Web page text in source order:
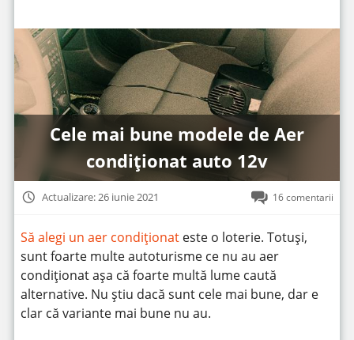
Cele mai bune modele de Aer
condiționat auto 12v
Actualizare: 26 iunie 2021 16 comentarii
Să alegi un aer condiționateste o loterie. Totuși,
sunt foarte multe autoturisme ce nu au aer
condiționat așa că foarte multă lume caută
alternative. Nu știu dacă sunt cele mai bune, dar e
clar că variante mai bune nu au.